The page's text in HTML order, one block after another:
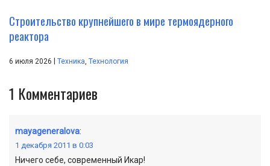
Строительство крупнейшего в мире термоядерного
реактора
6 июля 2026 Техника, Технология
1 Комментариев
mayageneralova:
1 декабря 2011 в 0:03
Ничего себе, современный Икар!